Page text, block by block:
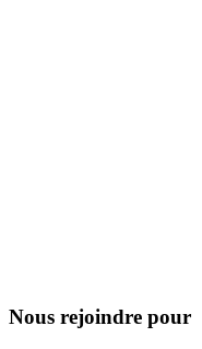
Nous rejoindre pour